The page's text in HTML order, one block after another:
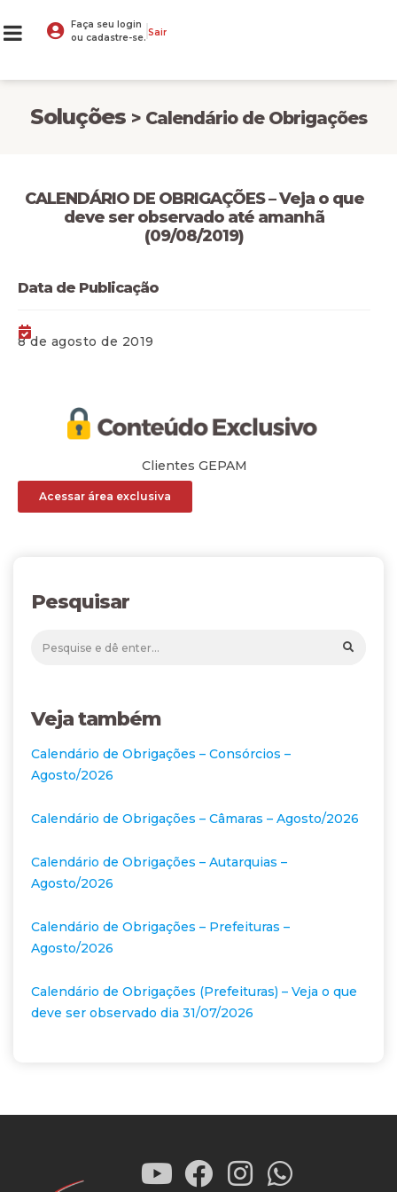
Faça seu login
ou cadastre-se. Sair
Soluções > Calendário de Obrigações
CALENDÁRIO DE OBRIGAÇÕES – Veja o que
deve ser observado até amanhã
(09/08/2019)
Data de Publicação
8 de agosto de 2019
Clientes GEPAM
Acessar área exclusiva
Pesquisar
Veja também
Calendário de Obrigações – Consórcios –
Agosto/2026
Calendário de Obrigações – Câmaras – Agosto/2026
Calendário de Obrigações – Autarquias –
Agosto/2026
Calendário de Obrigações – Prefeituras –
Agosto/2026
Calendário de Obrigações (Prefeituras) – Veja o que
deve ser observado dia 31/07/2026